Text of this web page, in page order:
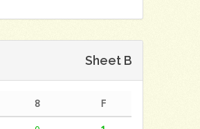
Sheet B
8
F